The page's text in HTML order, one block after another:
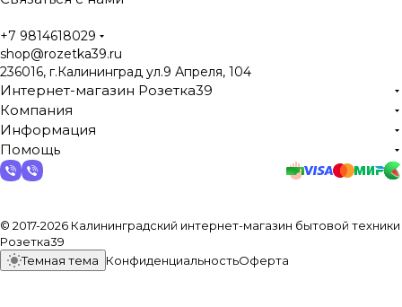
+7 9814618029
shop@rozetka39.ru
236016, г.Калининград ул.9 Апреля, 104
Интернет-магазин Розетка39
Компания
Информация
Помощь
© 2017-2026 Калининградский интернет-магазин бытовой техники
Розетка39
Темная тема
КонфиденциальностьОферта